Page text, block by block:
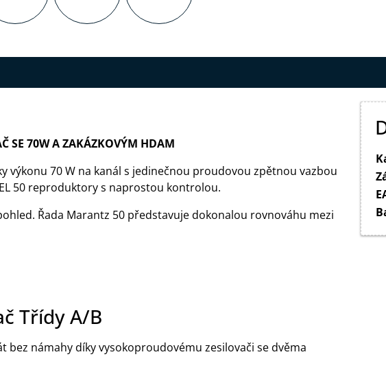
SE 70W A ZAKÁZKOVÝM HDAM
výkonu 70 W na kanál s jedinečnou proudovou zpětnou vazbou
50 reproduktory s naprostou kontrolou.
Řada Marantz 50 představuje dokonalou rovnováhu mezi
Třídy A/B
námahy díky vysokoproudovému zesilovači se dvěma